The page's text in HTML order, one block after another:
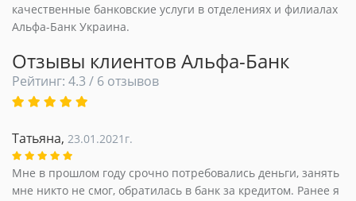
качественные банковские услуги в отделениях и филиалах
Альфа-Банк Украина.
Отзывы клиентов Альфа-Банк
Рейтинг: 4.3 / 6 отзывов
Татьяна, 23.01.2021г.
Мне в прошлом году срочно потребовались деньги, занять
мне никто не смог, обратилась в банк за кредитом. Ранее я